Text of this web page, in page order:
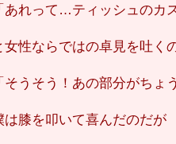
あれって…ティッシュの
女性ならではの卓見を吐く
そうそう！あの部分がち
は膝を叩いて喜んだのだが